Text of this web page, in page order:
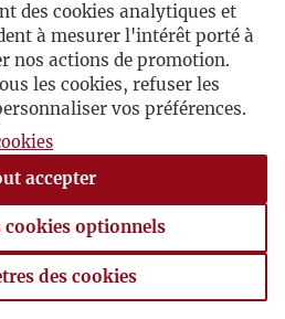
R
S
Ś
T
11-18 , Jerzy Giedroyc
niedawno zmarłemu
Ossowskiemu i jego
o przygotowanie
na temat zmarłego. Tekst
1964/1-2/195-196 pod
Ossowskim .
des cookies analytiques et
à mesurer l'intérêt porté à
nos actions de promotion.
les cookies, refuser les
vos préférences.
accepter
cookies optionnels
des cookies